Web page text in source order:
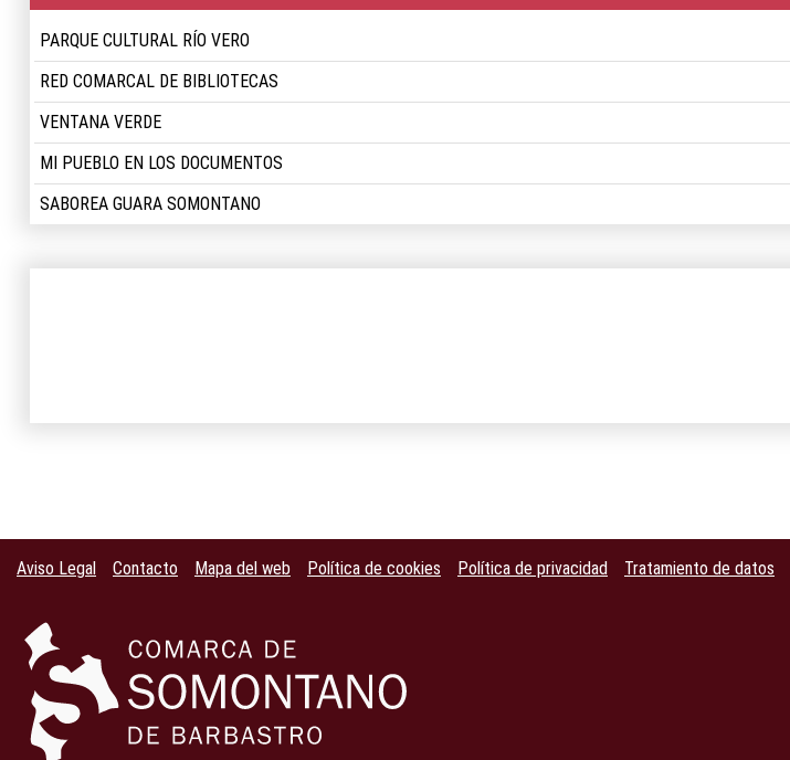
PARQUE CULTURAL RÍO VERO
RED COMARCAL DE BIBLIOTECAS
VENTANA VERDE
MI PUEBLO EN LOS DOCUMENTOS
SABOREA GUARA SOMONTANO
Aviso Legal Contacto Mapa del web Política de cookies Política de privacidad Tratamiento de datos